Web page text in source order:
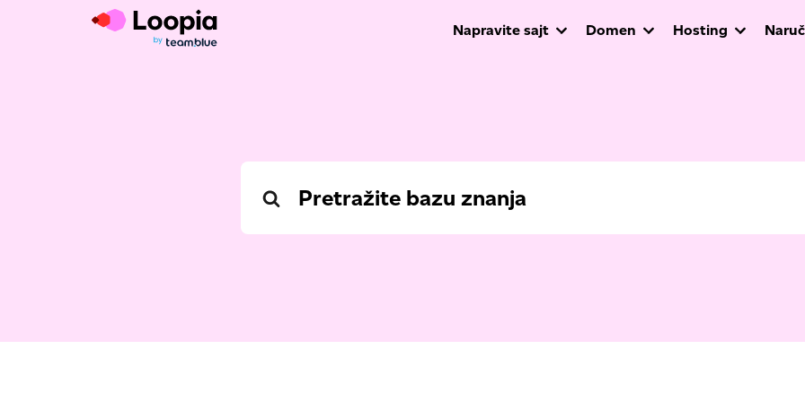
Napravite sajt Domen Hosting
Search